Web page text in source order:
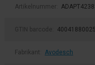
Artikelnummer:
GTIN barcode:
Fabrikant: Avodesch